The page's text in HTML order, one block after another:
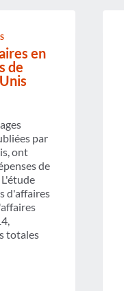
en
de
par
ont
de
d'affaires
totales